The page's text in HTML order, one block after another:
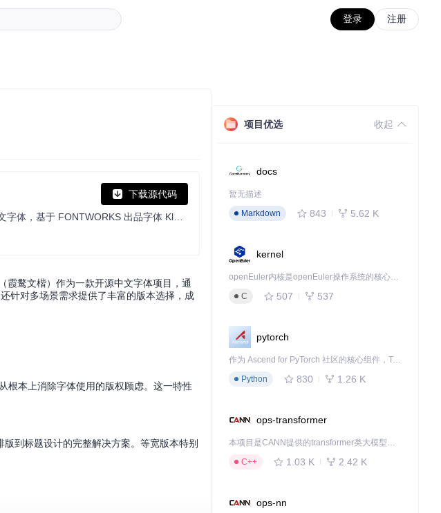
登录 注册
下载源代码
霞鹜文楷）作为一款开源中文字体项目，通
针对多场景需求提供了丰富的版本选择，成
根本上消除字体使用的版权顾虑。这一特性
到标题设计的完整解决方案。等宽版本特别
项目优选 收起
docs
暂无描述
Markdown
843 5.62 K
kernel
openEuler内核是openEuler操作系统的核心，既是系统性能与稳定性的基石，也是连接处理器、设备与服务的桥梁。
C
507 537
pytorch
作为 Ascend for PyTorch 社区的核心组件，TorchNPU 是昇腾专为 PyTorch 打造的深度学习适配插件，使 PyTorch 框架能够直接调用昇腾 NPU，为开发者提供昇腾 AI 处理器的超强算力。
Python
830 1.26 K
ops-transformer
本项目是CANN提供的transformer类大模型算子库，实现网络在NPU上加速计算。
C++
1.03 K 2.42 K
ops-nn